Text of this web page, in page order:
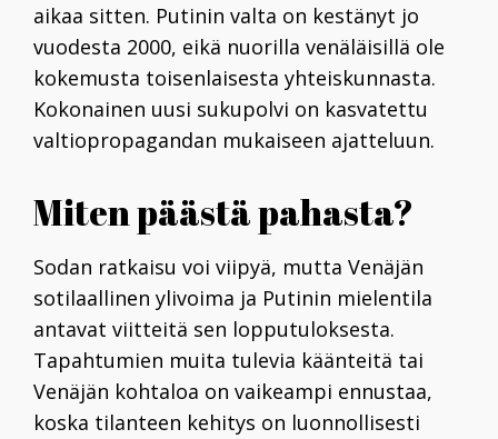
aikaa sitten. Putinin valta on kestänyt jo
vuodesta 2000, eikä nuorilla venäläisillä ole
kokemusta toisenlaisesta yhteiskunnasta.
Kokonainen uusi sukupolvi on kasvatettu
valtiopropagandan mukaiseen ajatteluun.
Miten päästä pahasta?
Sodan ratkaisu voi viipyä, mutta Venäjän
sotilaallinen ylivoima ja Putinin mielentila
antavat viitteitä sen lopputuloksesta.
Tapahtumien muita tulevia käänteitä tai
Venäjän kohtaloa on vaikeampi ennustaa,
koska tilanteen kehitys on luonnollisesti